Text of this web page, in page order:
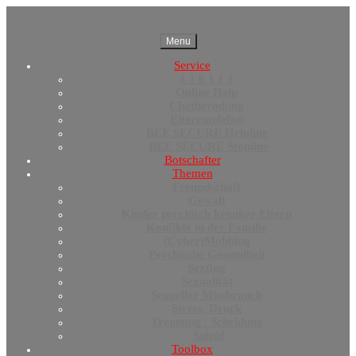
Menu
Service
Botschafter
Themen
Toolbox